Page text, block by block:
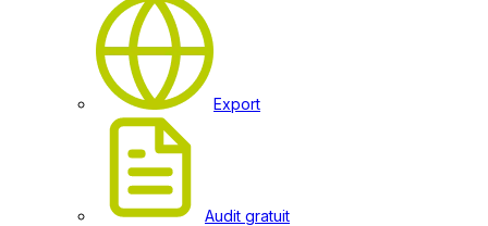
Export
Audit gratuit